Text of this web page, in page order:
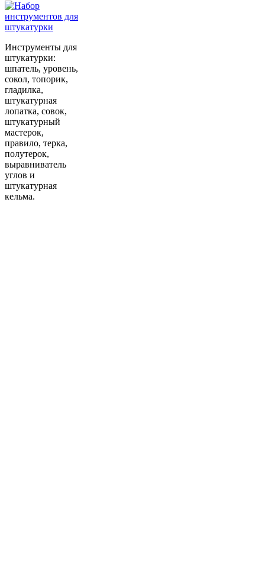
Инструменты для
штукатурки:
шпатель, уровень,
сокол, топорик,
гладилка,
штукатурная
лопатка, совок,
штукатурный
мастерок,
правило, терка,
полутерок,
выравниватель
углов и
штукатурная
кельма.